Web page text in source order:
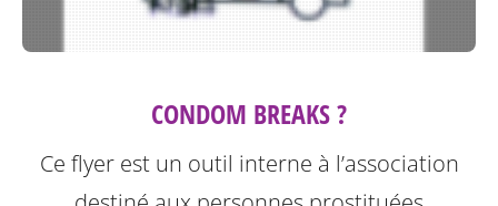
CONDOM BREAKS ?
Ce flyer est un outil interne à l’association